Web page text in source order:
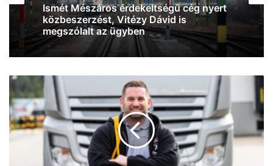
Magyar Péter: három személy közül
választ szombaton köztársaságielnök-
jelöltet a Tisza